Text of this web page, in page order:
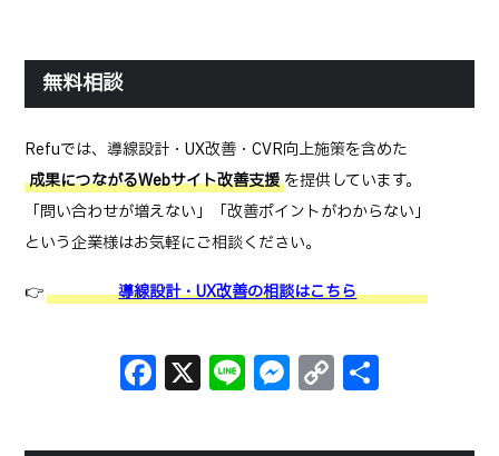
無料相談
Refuでは、導線設計・UX改善・CVR向上施策を含めた
成果につながるWebサイト改善支援 を提供しています。
「問い合わせが増えない」「改善ポイントがわからない」
という企業様はお気軽にご相談ください。
👉 導線設計・UX改善の相談はこちら
Facebook
X LineMessenger
Copy
Link